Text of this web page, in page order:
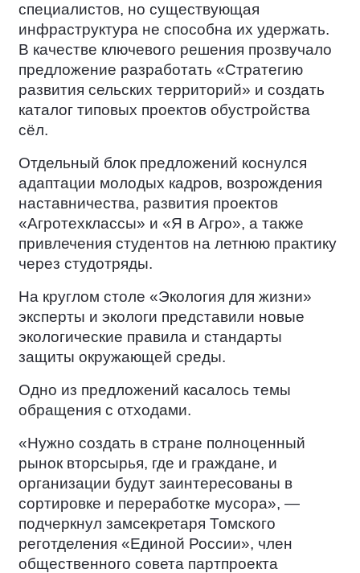
специалистов, но существующая
инфраструктура не способна их удержать.
В качестве ключевого решения прозвучало
предложение разработать «Стратегию
развития сельских территорий» и создать
каталог типовых проектов обустройства
сёл.
Отдельный блок предложений коснулся
адаптации молодых кадров, возрождения
наставничества, развития проектов
«Агротехклассы» и «Я в Агро», а также
привлечения студентов на летнюю практику
через студотряды.
На круглом столе «Экология для жизни»
эксперты и экологи представили новые
экологические правила и стандарты
защиты окружающей среды.
Одно из предложений касалось темы
обращения с отходами.
«Нужно создать в стране полноценный
рынок вторсырья, где и граждане, и
организации будут заинтересованы в
сортировке и переработке мусора», —
подчеркнул замсекретаря Томского
реготделения «Единой России», член
общественного совета партпроекта